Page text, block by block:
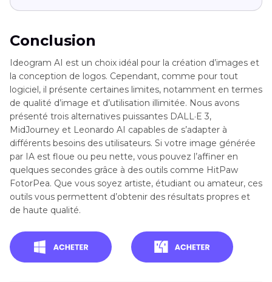
Conclusion
Ideogram AI est un choix idéal pour la création d’images et
la conception de logos. Cependant, comme pour tout
logiciel, il présente certaines limites, notamment en termes
de qualité d’image et d’utilisation illimitée. Nous avons
présenté trois alternatives puissantes DALL·E 3,
MidJourney et Leonardo AI capables de s’adapter à
différents besoins des utilisateurs. Si votre image générée
par IA est floue ou peu nette, vous pouvez l’affiner en
quelques secondes grâce à des outils comme HitPaw
FotorPea. Que vous soyez artiste, étudiant ou amateur, ces
outils vous permettent d’obtenir des résultats propres et
de haute qualité.